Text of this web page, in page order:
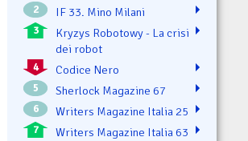
2 IF 33. Mino Milani
3
Kryzys Robotowy - La crisi
dei robot
4 Codice Nero
5 Sherlock Magazine 67
6 Writers Magazine Italia 25
7 Writers Magazine Italia 63